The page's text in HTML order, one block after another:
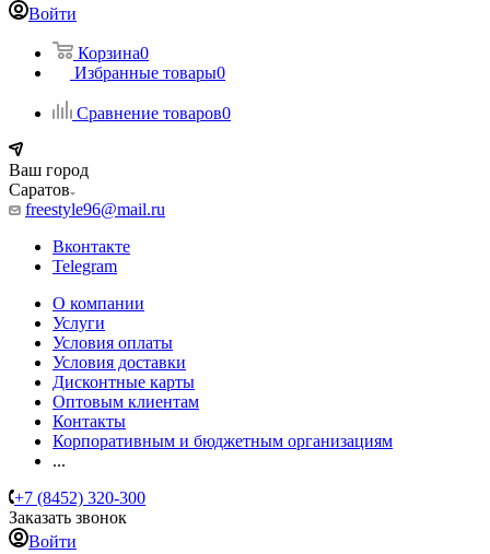
Войти
Корзина0
Избранные товары0
Сравнение товаров0
Ваш город
Саратов
freestyle96@mail.ru
Вконтакте
Telegram
О компании
Услуги
Условия оплаты
Условия доставки
Дисконтные карты
Оптовым клиентам
Контакты
Корпоративным и бюджетным организациям
...
+7 (8452) 320-300
Заказать звонок
Войти